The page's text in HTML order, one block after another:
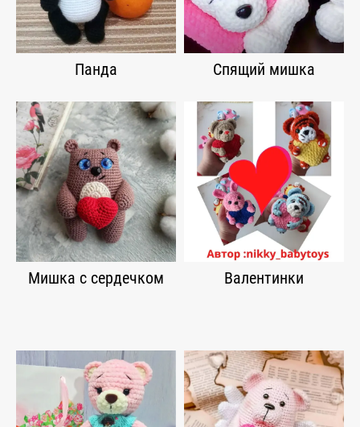
Панда Спящий мишка
Мишка с сердечком Валентинки